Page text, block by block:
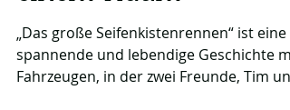
einem Traum
„Das große Seifenkistenrennen“ ist eine